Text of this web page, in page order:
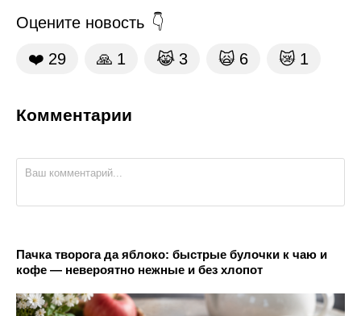
Оцените новость
❤️ 29 🙏 1 😹 3 🙀 6 😿 1
Комментарии
Пачка творога да яблоко: быстрые булочки к чаю и
кофе — невероятно нежные и без хлопот